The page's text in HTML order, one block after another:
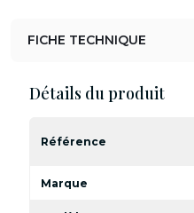
FICHE TECHNIQUE
Détails du produit
Référence
Marque